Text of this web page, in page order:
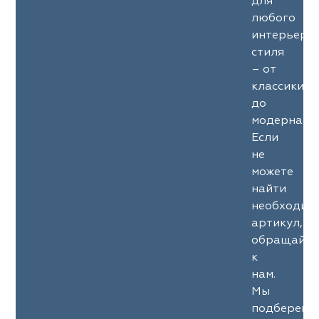
любого
стиля
– от
классики
до
модерна.
Если
не
можете
найти
артикул,
к
нам.
Мы
подберем